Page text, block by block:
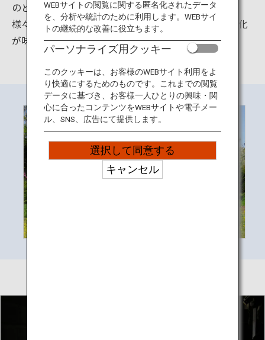
のどかな風景の中で、「もちつき」「そばうち」など
様々な農村体験（要予約）ができ、日本古来の伝統文化
が味わえます。
WEBサイトの閲覧に関する匿名化されたデータ
を、分析や統計のために利用します。WEBサイ
トの継続的な改善に役立ちます。
パーソナライズ用クッキー
このクッキーは、お客様のWEBサイト利用をよ
り快適にするためのものです。これまでの閲覧
データに基づき、お客様一人ひとりの興味・関
心に合ったコンテンツをWEBサイトや電子メー
ル、SNS、広告にて提供します。
選択して同意する
キャンセル